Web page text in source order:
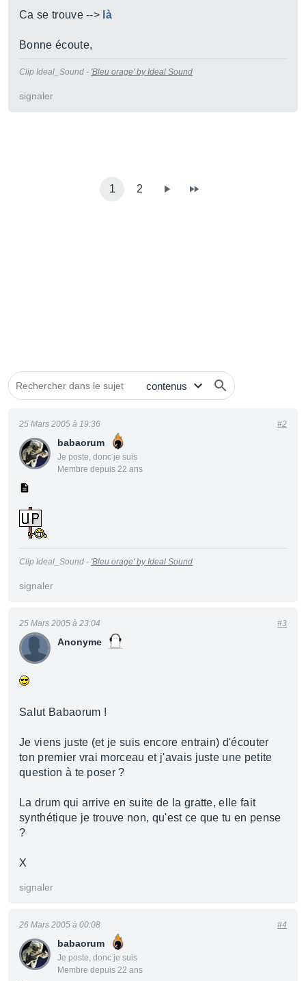
Ca se trouve --> là
Bonne écoute,
Clip Ideal_Sound - 'Bleu orage' by Ideal Sound
signaler
1 2
babaorum
Je poste, donc je suis
Membre depuis 22 ans
25 Mars 2005 à 19:36 #2
Clip Ideal_Sound - 'Bleu orage' by Ideal Sound
signaler
Anonyme
25 Mars 2005 à 23:04 #3
Salut Babaorum !
Je viens juste (et je suis encore entrain) d'écouter
ton premier vrai morceau et j'avais juste une petite
question à te poser ?
La drum qui arrive en suite de la gratte, elle fait
synthétique je trouve non, qu'est ce que tu en pense
?
X
signaler
babaorum
Je poste, donc je suis
Membre depuis 22 ans
26 Mars 2005 à 00:08 #4